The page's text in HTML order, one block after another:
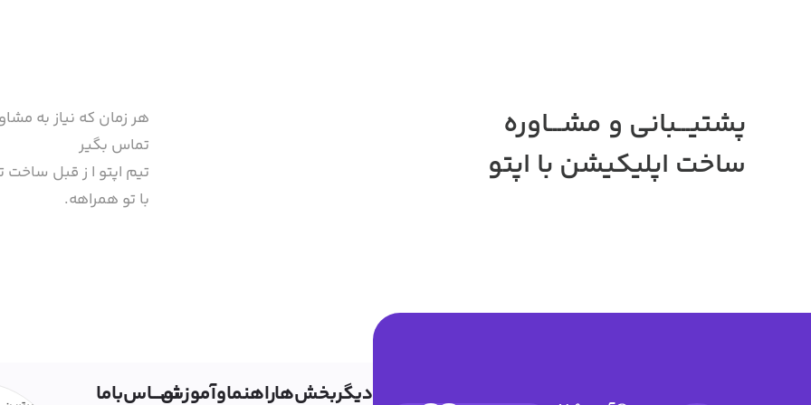
پشتیـــبانی و مشـــاوره
ساخت اپلیکیشن با اپتو
هر زمان که نیاز به
تماس بگیر
تیم اپتو ا ز قبل ساخت
با تو همراهه.
دیگربخش‌هاراهنماوآموزشتمــــاس‌باما